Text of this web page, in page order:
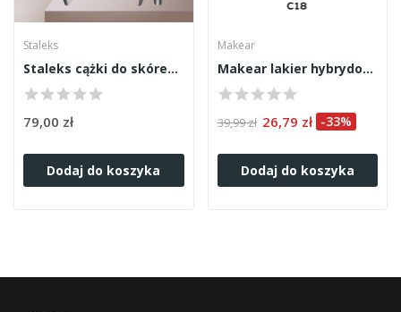
Staleks
Staleks cążki do skórek Smart 31 3mm
79,00 zł
Dodaj do koszyka
Makear
Makear lakier hybrydowy C18 8ml
39,99 zł 26,79 zł -33%
Dodaj do koszyka